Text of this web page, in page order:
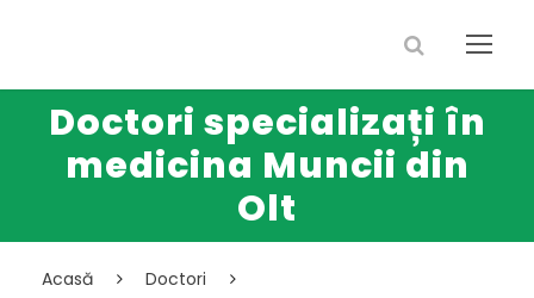
Doctori specializați în
medicina Muncii din
Olt
Acasă
Doctori